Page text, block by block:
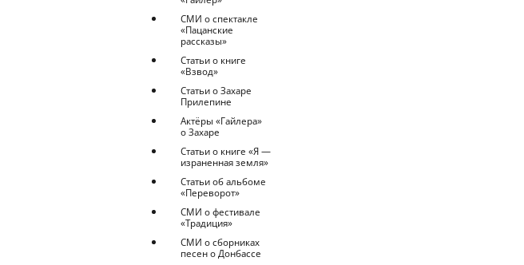
СМИ о спектакле
«Пацанские
рассказы»
Статьи о книге
«Взвод»
Статьи о Захаре
Прилепине
Актёры «Гайлера»
о Захаре
Статьи о книге «Я —
израненная земля»
Статьи об альбоме
«Переворот»
СМИ о фестивале
«Традиция»
СМИ о сборниках
песен о Донбассе